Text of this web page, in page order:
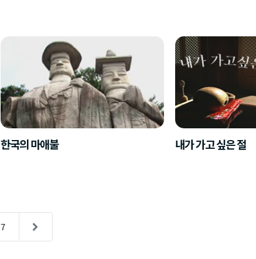
한국의 마애불 내가 가고 싶은 절
7